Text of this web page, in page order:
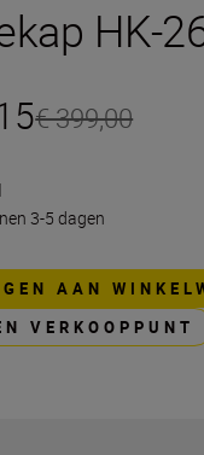
HK-
€ 399,00
3-5 dagen
AAN
VERKOOPPUNT